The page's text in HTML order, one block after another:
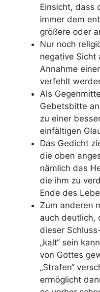
Einsicht, dass
immer dem
größere oder
Nur noch
negative Sicht
Annahme
verfehlt
Als
Gebetsbitte
zu einer
einfältigen
Das Gedicht
die oben
nämlich das
die ihm zu
Ende des
Zum anderen
auch deutlich,
dieser
„kalt“ sein
von Gottes
„Strafen“
ermöglicht